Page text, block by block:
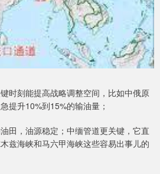
时刻能提高战略调整空间，比如中俄原
提升10%到15%的输油量；
田，油源稳定；中缅管道更关键，它直
兹海峡和马六甲海峡这些容易出事儿的